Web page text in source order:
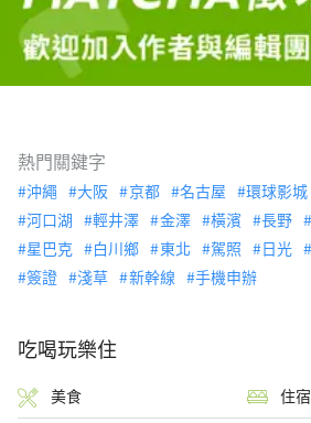
熱門關鍵字
沖繩 大阪 京都 名古屋 環球影城
河口湖
輕井澤 金澤 橫濱 長野
星巴克
白川鄉 東北 駕照 日光
簽證
淺草 新幹線 手機申辦
吃喝玩樂住
美食 住宿